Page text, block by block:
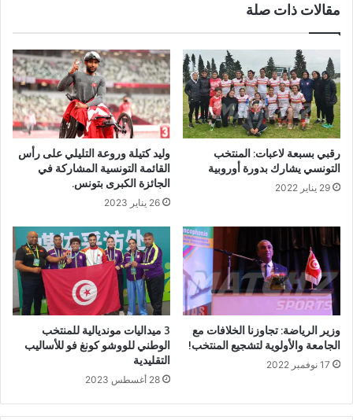
مقالات ذات صلة
رقبي بسبعة لاعبات: المنتخب
التونسي يشارك بدورة أوروبية
29 يناير 2022
وليد كتيلة وروعة التليلي على رأس
القائمة التونسية المشاركة في
الجائزة الكبرى بتونس.
26 يناير 2023
وزير الرياضة: تجاوزنا الخلافات مع
الجامعة والأولوية لتشجيع المنتخب!
17 نوفمبر 2022
3 ميداليات مونديالية للمنتخب
الوطني للووشو كونغ فو للأساليب
التقليدية
28 أغسطس 2023